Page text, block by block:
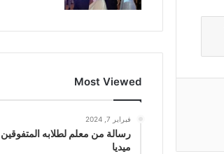
Most Viewed
فبراير 7, 2024
رسالة من معلم لطلابه
ميديا